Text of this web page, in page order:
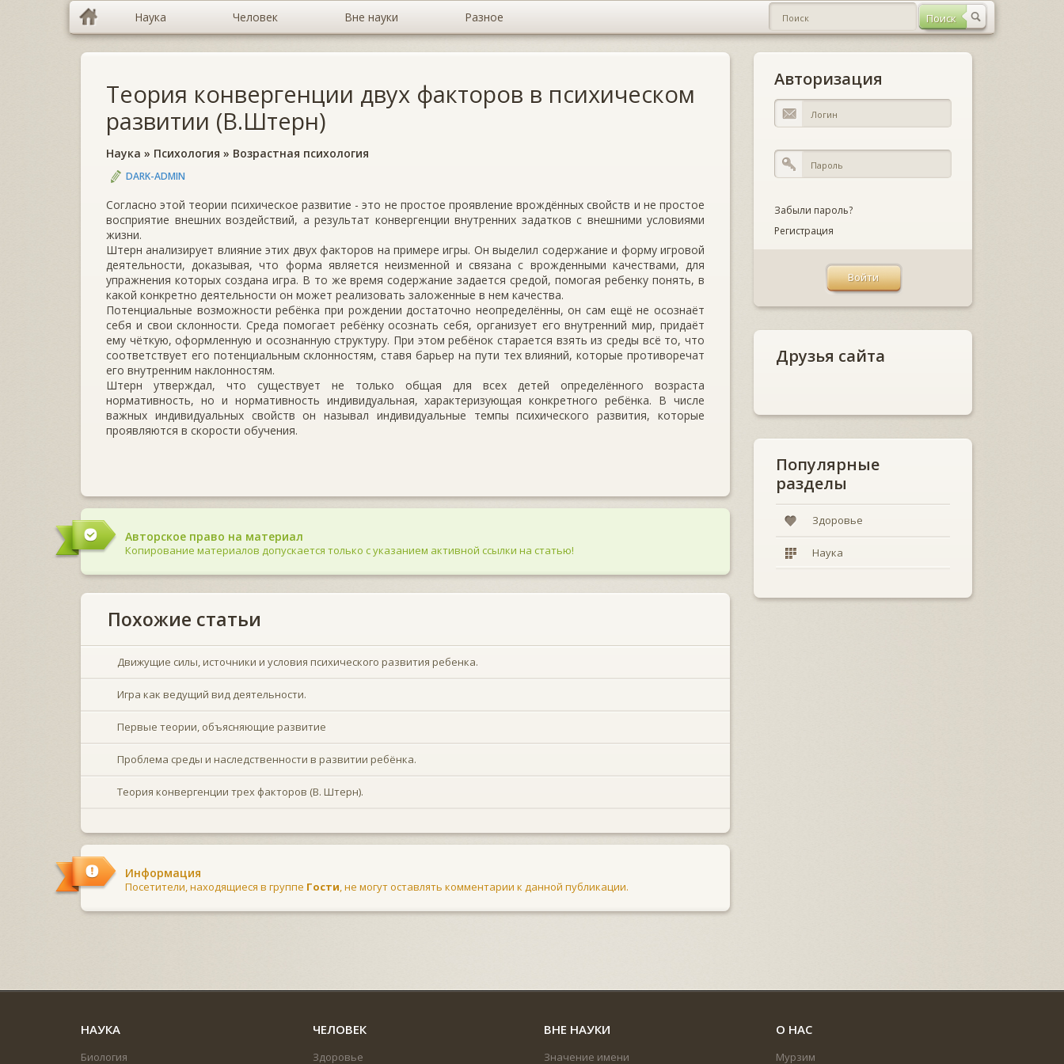
Наука Человек Вне науки Разное
Теория конвергенции двух факторов в психическом
развитии (В.Штерн)
Наука » Психология » Возрастная психология
DARK-ADMIN
Согласно этой теории психическое развитие - это не простое проявление врождённых свойств и не простое
восприятие внешних воздействий, а результат конвергенции внутренних задатков с внешними условиями
жизни.
Штерн анализирует влияние этих двух факторов на примере игры. Он выделил содержание и форму игровой
деятельности, доказывая, что форма является неизменной и связана с врожденными качествами, для
упражнения которых создана игра. В то же время содержание задается средой, помогая ребенку понять, в
какой конкретно деятельности он может реализовать заложенные в нем качества.
Потенциальные возможности ребёнка при рождении достаточно неопределённы, он сам ещё не осознаёт
себя и свои склонности. Среда помогает ребёнку осознать себя, организует его внутренний мир, придаёт
ему чёткую, оформленную и осознанную структуру. При этом ребёнок старается взять из среды всё то, что
соответствует его потенциальным склонностям, ставя барьер на пути тех влияний, которые противоречат
его внутренним наклонностям.
Штерн утверждал, что существует не только общая для всех детей определённого возраста
нормативность, но и нормативность индивидуальная, характеризующая конкретного ребёнка. В числе
важных индивидуальных свойств он называл индивидуальные темпы психического развития, которые
проявляются в скорости обучения.
Авторское право на материал
Копирование материалов допускается только с указанием активной ссылки на статью!
Похожие статьи
Движущие силы, источники и условия психического развития ребенка.
Игра как ведущий вид деятельности.
Первые теории, объясняющие развитие
Проблема среды и наследственности в развитии ребёнка.
Теория конвергенции трех факторов (В. Штерн).
Информация
Посетители, находящиеся в группе Гости, не могут оставлять комментарии к данной публикации.
Авторизация
Забыли пароль?
Регистрация
Друзья сайта
Популярные
разделы
Здоровье
Наука
НАУКА
Биология
ЧЕЛОВЕК
Здоровье
ВНЕ НАУКИ
Значение имени
О НАС
Мурзим